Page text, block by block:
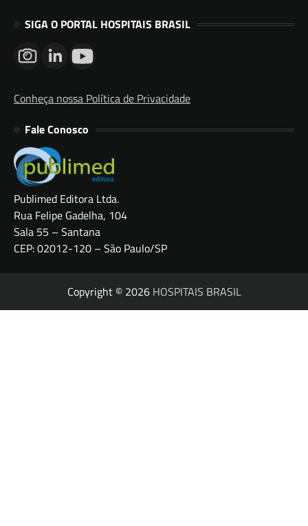
SIGA O PORTAL HOSPITAIS BRASIL
Conheça nossa Política de Privacidade
Fale Conosco
Publimed Editora Ltda.
Rua Felipe Gadelha, 104
Sala 55 – Santana
CEP: 02012-120 – São Paulo/SP
Copyright © 2026 HOSPITAIS BRASIL